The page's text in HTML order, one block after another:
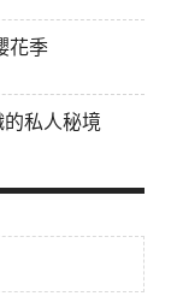
花季
私人秘境